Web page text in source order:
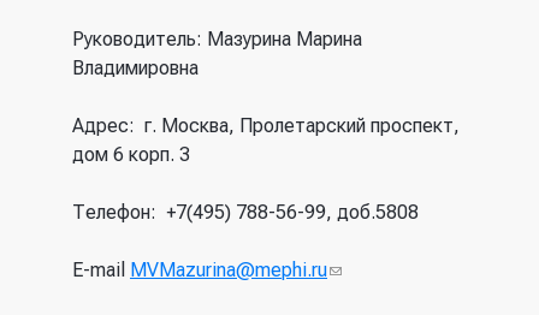
Руководитель: Мазурина Марина
Владимировна
Адрес: г. Москва, Пролетарский проспект,
дом 6 корп. 3
Телефон: +7(495) 788-56-99, доб.5808
E-mail MVMazurina@mephi.ru(ссылка для